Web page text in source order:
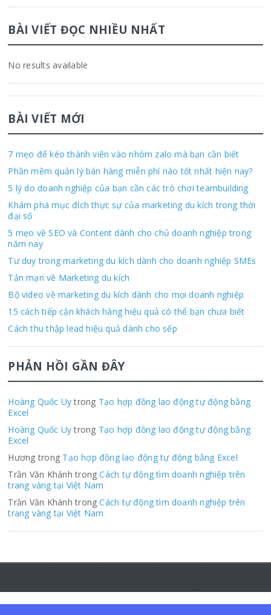
BÀI VIẾT ĐỌC NHIỀU NHẤT
No results available
BÀI VIẾT MỚI
7 mẹo để kéo thành viên vào nhóm zalo mà bạn cần biết
Phần mềm quản lý bán hàng miễn phí nào tốt nhất hiện nay?
5 lý do doanh nghiệp của bạn cần các trò chơi teambuilding
Khám phá mục đích thực sự của marketing du kích trong thời
đại số
5 mẹo về SEO và Content dành cho chủ doanh nghiệp trong
năm nay
Tư duy trong marketing du kích dành cho doanh nghiệp SMEs
Tản mạn về Marketing du kích
Bộ video về marketing du kích dành cho mọi doanh nghiệp
15 cách tiếp cận khách hàng hiệu quả có thể bạn chưa biết
Cách thu thập lead hiệu quả dành cho sếp
PHẢN HỒI GẦN ĐÂY
Hoàng Quốc Uytrong Tạo hợp đồng lao động tự động bằng
Excel
Hoàng Quốc Uytrong Tạo hợp đồng lao động tự động bằng
Excel
Hương trong Tạo hợp đồng lao động tự động bằng Excel
Trần Văn Khánh trongCách tự động tìm doanh nghiệp trên
trang vàng tại Việt Nam
Trần Văn Khánh trongCách tự động tìm doanh nghiệp trên
trang vàng tại Việt Nam